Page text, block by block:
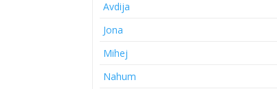
Avdija
Jona
Mihej
Nahum